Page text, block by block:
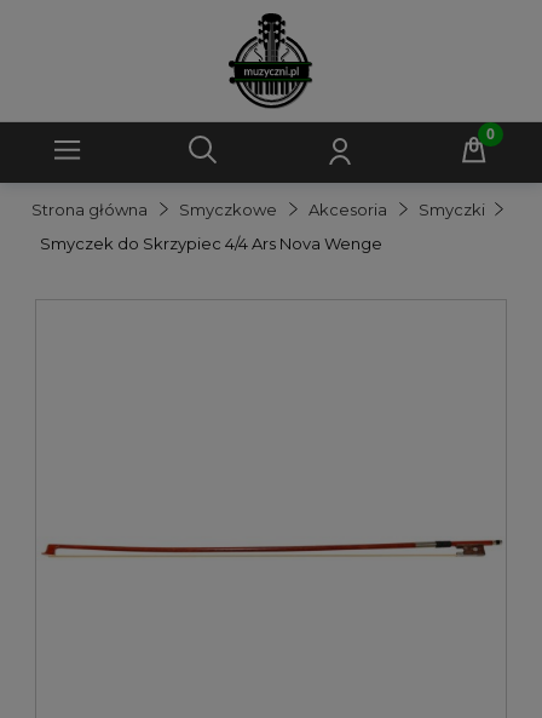
Strona główna Smyczkowe Akcesoria
Smyczki
Smyczek do Skrzypiec 4/4 Ars Nova Wenge